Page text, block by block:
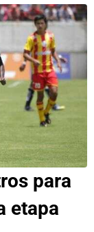
para
etapa